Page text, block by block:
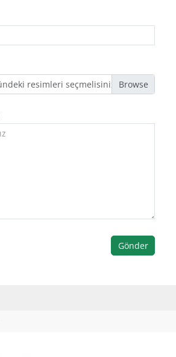
resimleri seçmelisiniz
Gönder